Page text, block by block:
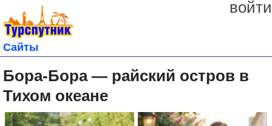
войти
Сайты
Бора-Бора — райский остров в
Тихом океане